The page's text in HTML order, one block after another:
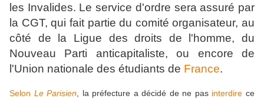
les Invalides. Le service d'ordre sera assuré par
la CGT, qui fait partie du comité organisateur, au
côté de la Ligue des droits de l'homme, du
Nouveau Parti anticapitaliste, ou encore de
l'Union nationale des étudiants de France.
Selon Le Parisien , la préfecture a décidé de ne pas interdire ce